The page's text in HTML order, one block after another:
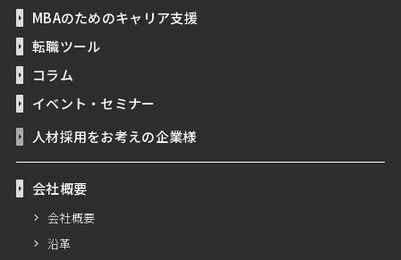
MBAのためのキャリア支援
転職ツール
コラム
イベント・セミナー
人材採用をお考えの企業様
会社概要
会社概要
沿革